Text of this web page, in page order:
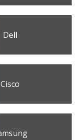
Dell
Cisco